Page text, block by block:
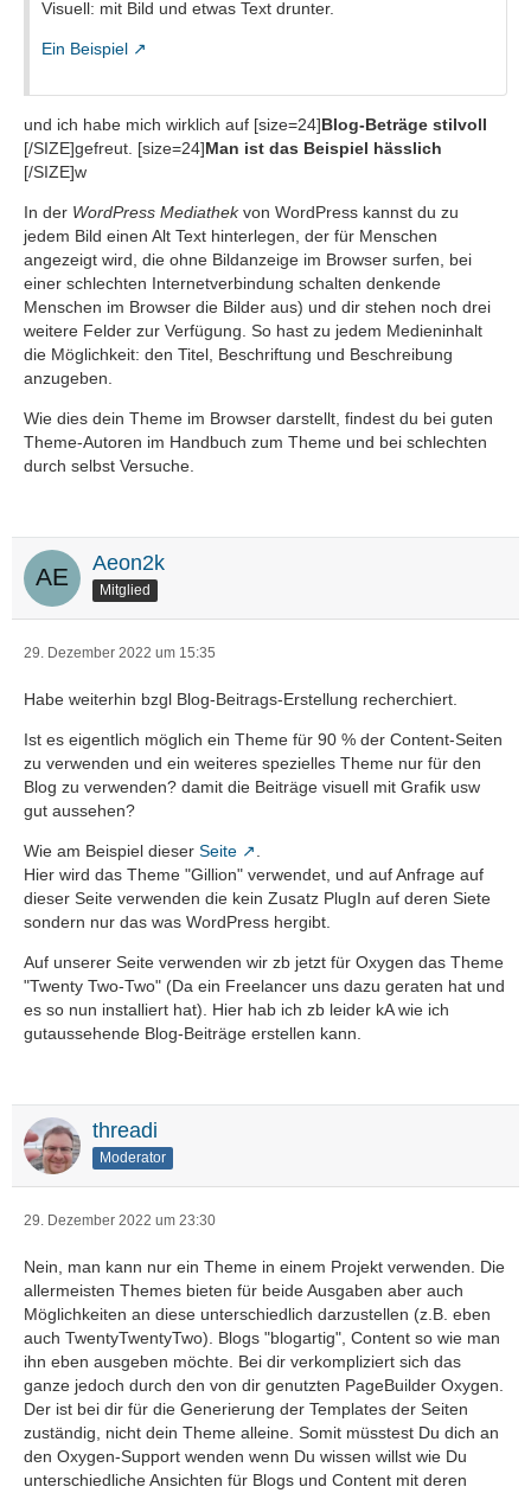
Visuell: mit Bild und etwas Text drunter.
Ein Beispiel
und ich habe mich wirklich auf [size=24]Blog-Beträge stilvoll
[/SIZE]gefreut. [size=24]Man ist das Beispiel hässlich
[/SIZE]w
In der WordPress Mediathekvon WordPress kannst du zu
jedem Bild einen Alt Text hinterlegen, der für Menschen
angezeigt wird, die ohne Bildanzeige im Browser surfen, bei
einer schlechten Internetverbindung schalten denkende
Menschen im Browser die Bilder aus) und dir stehen noch drei
weitere Felder zur Verfügung. So hast zu jedem Medieninhalt
die Möglichkeit: den Titel, Beschriftung und Beschreibung
anzugeben.
Wie dies dein Theme im Browser darstellt, findest du bei guten
Theme-Autoren im Handbuch zum Theme und bei schlechten
durch selbst Versuche.
Aeon2k
Mitglied
29. Dezember 2022 um 15:35
Habe weiterhin bzgl Blog-Beitrags-Erstellung recherchiert.
Ist es eigentlich möglich ein Theme für 90 % der Content-Seiten
zu verwenden und ein weiteres spezielles Theme nur für den
Blog zu verwenden? damit die Beiträge visuell mit Grafik usw
gut aussehen?
Wie am Beispiel dieser Seite
.
Hier wird das Theme "Gillion" verwendet, und auf Anfrage auf
dieser Seite verwenden die kein Zusatz PlugIn auf deren Siete
sondern nur das was WordPress hergibt.
Auf unserer Seite verwenden wir zb jetzt für Oxygen das Theme
"Twenty Two-Two" (Da ein Freelancer uns dazu geraten hat und
es so nun installiert hat). Hier hab ich zb leider kA wie ich
gutaussehende Blog-Beiträge erstellen kann.
threadi
Moderator
29. Dezember 2022 um 23:30
Nein, man kann nur ein Theme in einem Projekt verwenden. Die
allermeisten Themes bieten für beide Ausgaben aber auch
Möglichkeiten an diese unterschiedlich darzustellen (z.B. eben
auch TwentyTwentyTwo). Blogs "blogartig", Content so wie man
ihn eben ausgeben möchte. Bei dir verkompliziert sich das
ganze jedoch durch den von dir genutzten PageBuilder Oxygen.
Der ist bei dir für die Generierung der Templates der Seiten
zuständig, nicht dein Theme alleine. Somit müsstest Du dich an
den Oxygen-Support wenden wenn Du wissen willst wie Du
unterschiedliche Ansichten für Blogs und Content mit deren